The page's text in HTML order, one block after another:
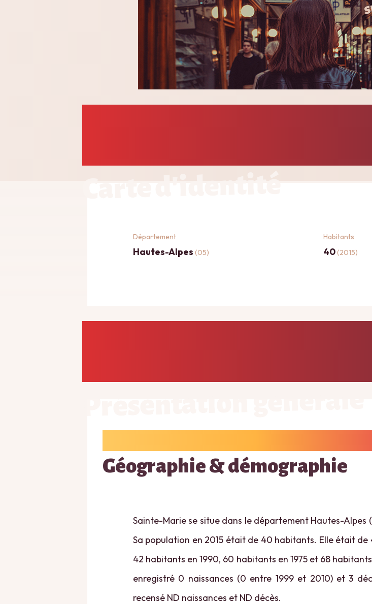
Carte d'identité
Département
Hautes-Alpes (05)
Habitants
40(2015)
Géographie & démographie
Sainte-Marie se situe dans le département Hautes-Alpes
Sa population en 2015 était de 40 habitants. Elle était de
42 habitants en 1990, 60 habitants en 1975 et 68
enregistré 0 naissances (0 entre 1999 et 2010) et 3
recensé ND naissances et ND décès.